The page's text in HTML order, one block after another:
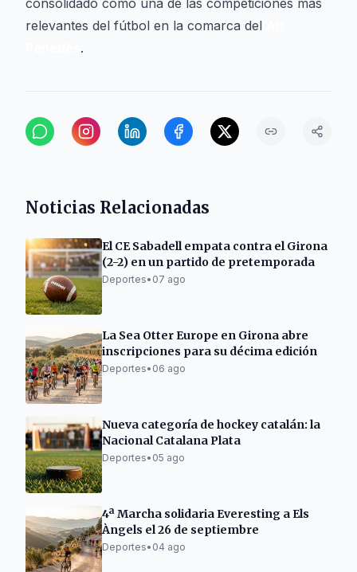
consolidado como una de las competiciones más
relevantes del fútbol en la comarca del
.
Noticias Relacionadas
El CE Sabadell empata contra el Girona
(2-2) en un partido de pretemporada
Deportes• 07 ago
La Sea Otter Europe en Girona abre
inscripciones para su décima edición
Deportes• 06 ago
Nueva categoría de hockey catalán: la
Nacional Catalana Plata
Deportes• 05 ago
4ª Marcha solidaria Everesting a Els
Àngels el 26 de septiembre
Deportes• 04 ago